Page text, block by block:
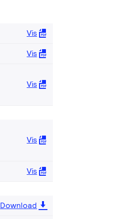
Vis
Vis
Vis
Vis
Vis
Download